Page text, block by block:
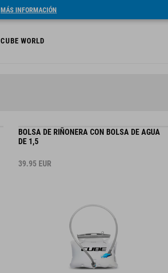
MÁS INFORMACIÓN
CUBE WORLD
BOLSA DE RIÑONERA CON BOLSA DE AGUA
DE 1,5
39.95 EUR